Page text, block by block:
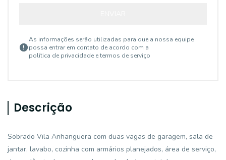
As informações serão utilizadas para que a nossa equipe
possa entrar em contato de acordo com a
política de privacidade e termos de serviço
Descrição
Sobrado Vila Anhanguera com duas vagas de garagem, sala de
jantar, lavabo, cozinha com armários planejados, área de serviço,